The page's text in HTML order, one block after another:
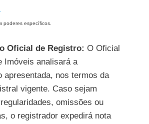
poderes específicos.
Oficial de Registro: O Oficial
Imóveis analisará a
apresentada, nos termos da
vigente. Caso sejam
omissões ou
o registrador expedirá nota